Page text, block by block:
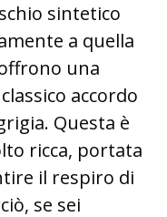
sintetico
a quella
una
accordo
Questa è
ricca, portata
il respiro di
se sei